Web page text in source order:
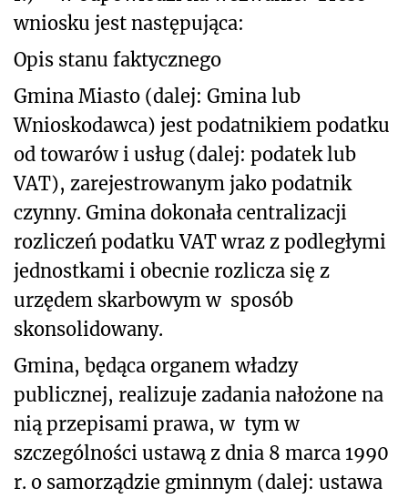
wniosku jest następująca:
Opis stanu faktycznego
Gmina Miasto (dalej: Gmina lub
Wnioskodawca) jest podatnikiem podatku
od towarów i usług (dalej: podatek lub
VAT), zarejestrowanym jako podatnik
czynny. Gmina dokonała centralizacji
rozliczeń podatku VAT wraz z podległymi
jednostkami i obecnie rozlicza się z
urzędem skarbowym w sposób
skonsolidowany.
Gmina, będąca organem władzy
publicznej, realizuje zadania nałożone na
nią przepisami prawa, w tym w
szczególności ustawą z dnia 8 marca 1990
r. o samorządzie gminnym (dalej: ustawa